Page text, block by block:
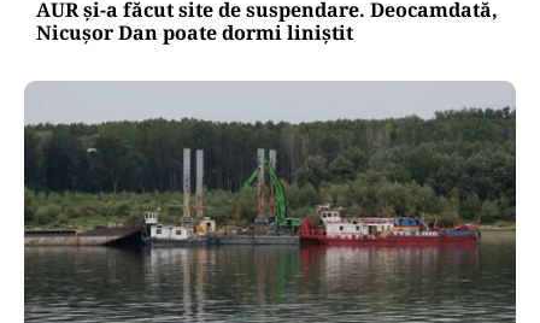
AUR și-a făcut site de suspendare. Deocamdată,
Nicușor Dan poate dormi liniștit